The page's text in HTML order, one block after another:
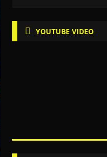
YOUTUBE VIDEO